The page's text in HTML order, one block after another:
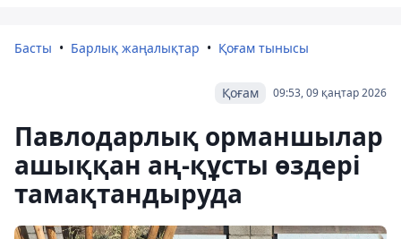
Басты Барлық жаңалықтар Қоғам тынысы
09:53, 09 қаңтар 2026
Қоғам
Павлодарлық орманшылар
ашыққан аң-құсты өздері
тамақтандыруда